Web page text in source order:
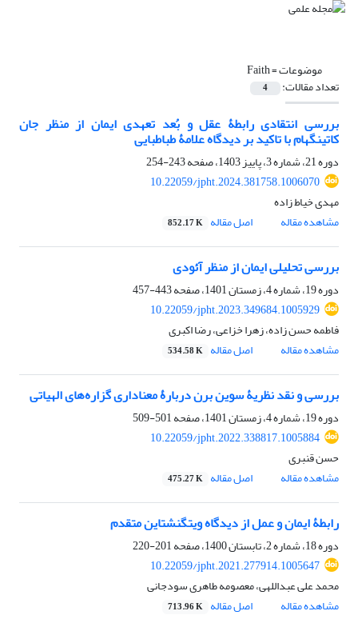
موضوعات =Faith
تعداد مقالات: 4
بررسی انتقادی رابطۀ عقل و بُعد تعهدی ایمان از منظر جان
کاتینگهام با تاکید بر دیدگاه علامۀ طباطبایی
دوره 21، شماره 3، پاییز 1403، صفحه
243-254
10.22059/jpht.2024.381758.1006070
مهدی خیاط زاده
مشاهده مقاله
اصل مقاله 852.17 K
بررسی تحلیلی ایمان از منظر آئودی
دوره 19، شماره 4، زمستان 1401، صفحه
443-457
10.22059/jpht.2023.349684.1005929
فاطمه حسن زاده، زهرا خزاعی، رضا اکبری
مشاهده مقاله
اصل مقاله 534.58 K
بررسی و نقد نظریۀ سوین برن دربارۀ معناداری گزاره‌های الهیاتی
دوره 19، شماره 4، زمستان 1401، صفحه
501-509
10.22059/jpht.2022.338817.1005884
حسن قنبری
مشاهده مقاله
اصل مقاله 475.27 K
رابطۀ ایمان و عمل از دیدگاه ویتگنشتاین متقدم
دوره 18، شماره 2، تابستان 1400، صفحه
201-220
10.22059/jpht.2021.277914.1005647
محمد علی عبداللهی، معصومه طاهری سودجانی
مشاهده مقاله
اصل مقاله 713.96 K